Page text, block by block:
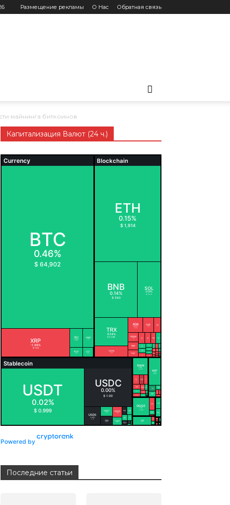
Размещение рекламы О Нас Обратная связь
майнинга биткоинов
Капитализация Валют (24 ч.)
Powered by
Последние статьи